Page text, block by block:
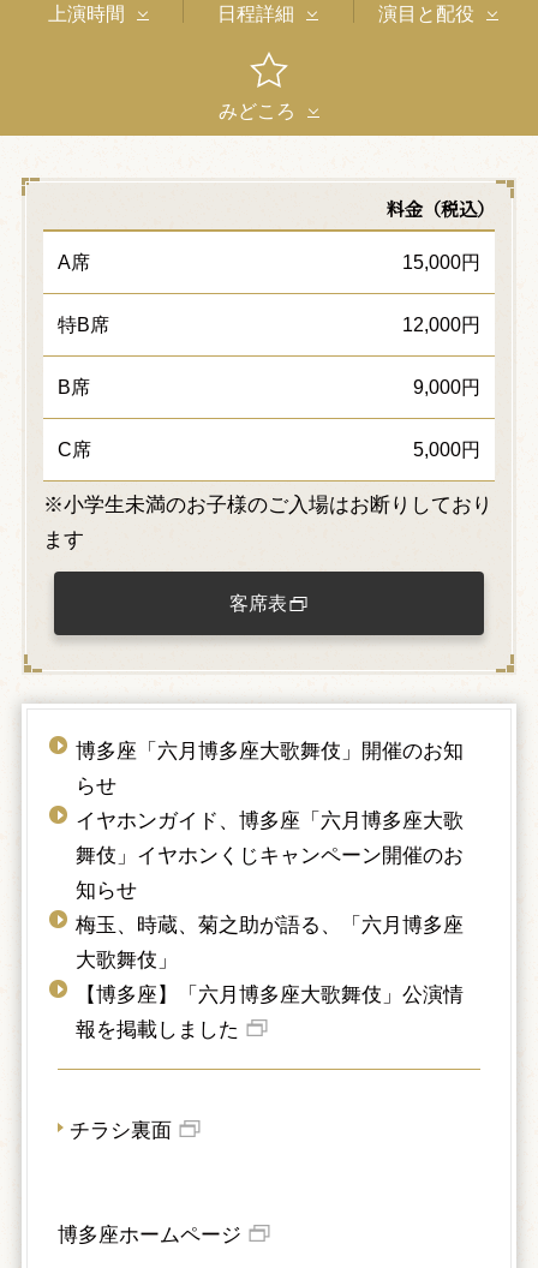
上演時間 日程詳細 演目と配役
みどころ
料金（税込）
A席 15,000円
特B席 12,000円
B席 9,000円
C席 5,000円
※小学生未満のお子様のご入場はお断りしており
ます
客席表
博多座「六月博多座大歌舞伎」開催のお知
らせ
イヤホンガイド、博多座「六月博多座大歌
舞伎」イヤホンくじキャンペーン開催のお
知らせ
梅玉、時蔵、菊之助が語る、「六月博多座
大歌舞伎」
【博多座】「六月博多座大歌舞伎」公演情
報を掲載しました
チラシ裏面
博多座ホームページ